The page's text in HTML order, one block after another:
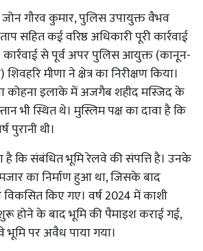
गौरव कुमार, पुलिस उपायुक्त वैभव
सहित कई वरिष्ठ अधिकारी पूरी कार्रवाई
कार्रवाई से पूर्व अपर पुलिस आयुक्त (कानून-
मीणा ने क्षेत्र का निरीक्षण किया।
कोहना इलाके में अजगैब शहीद मस्जिद के
भी स्थित थे। मुस्लिम पक्ष का दावा है कि
थी।
है कि संबंधित भूमि रेलवे की संपत्ति है। उनके
का निर्माण हुआ था, जिसके बाद
किए गए। वर्ष 2024 में काशी
होने के बाद भूमि की पैमाइश कराई गई,
भूमि पर अवैध पाया गया।